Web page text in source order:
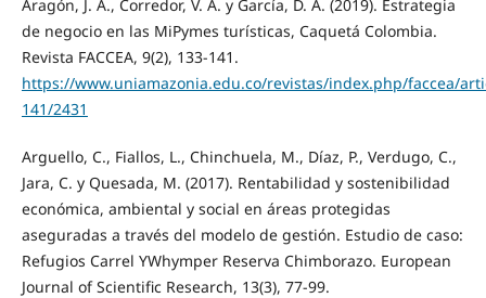
Aragón, J. A., Corredor, V. A. y García, D. A. (2019). Estrategia
de negocio en las MiPymes turísticas, Caquetá Colombia.
Revista FACCEA, 9(2), 133-141.
https://www.uniamazonia.edu.co/revistas/index.php/faccea/
141/2431
Arguello, C., Fiallos, L., Chinchuela, M., Díaz, P., Verdugo, C.,
Jara, C. y Quesada, M. (2017). Rentabilidad y sostenibilidad
económica, ambiental y social en áreas protegidas
aseguradas a través del modelo de gestión. Estudio de caso:
Refugios Carrel YWhymper Reserva Chimborazo. European
Journal of Scientific Research, 13(3), 77-99.